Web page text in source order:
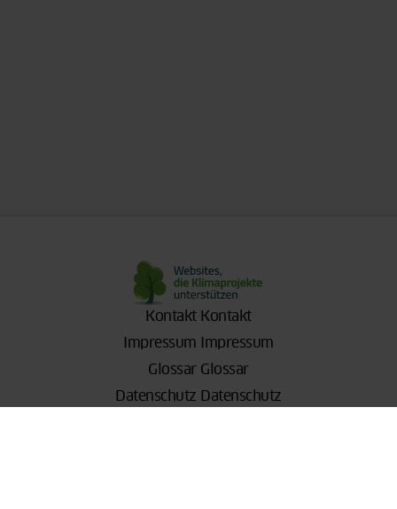
Kontakt Kontakt
Impressum
Impressum
Glossar Glossar
Datenschutz
Datenschutz